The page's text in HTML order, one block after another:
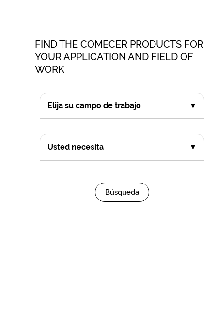
FIND THE COMECER PRODUCTS FOR
YOUR APPLICATION AND FIELD OF
WORK
Elija su campo de trabajo ▼
Usted necesita ▼